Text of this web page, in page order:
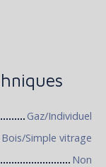
Gaz/Individuel
Bois/Simple vitrage
Non